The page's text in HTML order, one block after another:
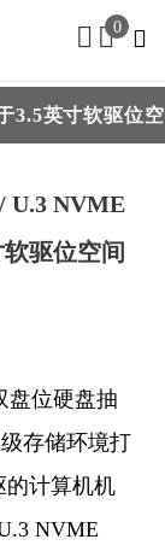
0
于3.5英寸软驱
U.3 NVME
驱位空间
盘位硬盘抽
存储环境打
的计算机机
NVME